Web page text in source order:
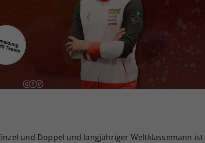
und Doppel und langjähriger Weltklassemann ist
Ihrer vorgenommen Einstellungen, falls der
Webseiten-Betreiber dies eingestellt hat.